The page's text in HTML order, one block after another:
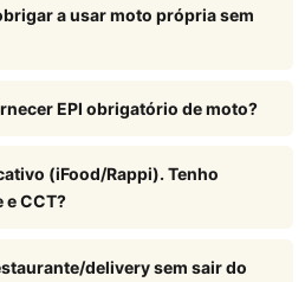
a usar moto própria sem
EPI obrigatório de moto?
(iFood/Rappi). Tenho
CCT?
delivery sem sair do